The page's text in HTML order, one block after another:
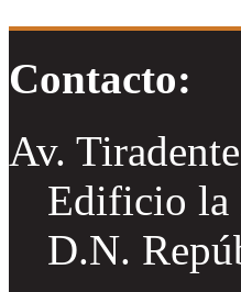
Contacto:
Av.
Edificio la
D.N.